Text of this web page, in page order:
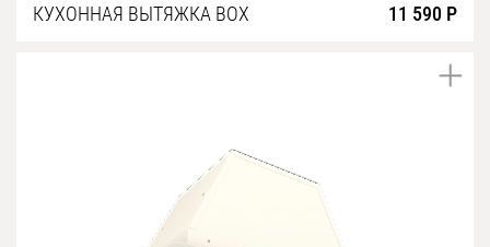
КУХОННАЯ ВЫТЯЖКА BOX 11 590 Р